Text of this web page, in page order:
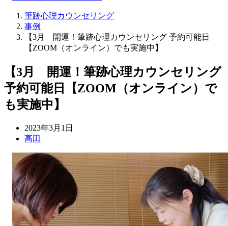
筆跡心理カウンセリング
事例
【3月 開運！筆跡心理カウンセリング 予約可能日
【ZOOM（オンライン）でも実施中】
【3月 開運！筆跡心理カウンセリング
予約可能日【ZOOM（オンライン）で
も実施中】
2023年3月1日
高田